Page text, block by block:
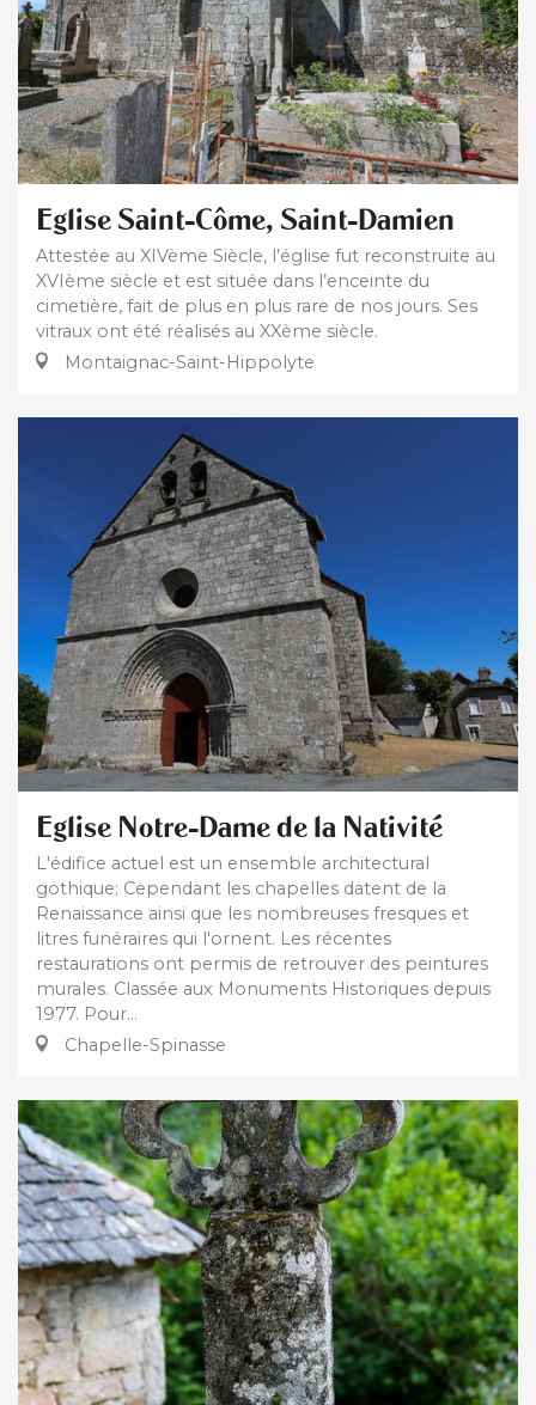
Eglise Saint-Côme, Saint-Damien
Attestée au XIVème Siècle, l’église fut reconstruite au
XVIème siècle et est située dans l’enceinte du
cimetière, fait de plus en plus rare de nos jours. Ses
vitraux ont été réalisés au XXème siècle.
Montaignac-Saint-Hippolyte
Eglise Notre-Dame de la Nativité
L'édifice actuel est un ensemble architectural
gothique; Cependant les chapelles datent de la
Renaissance ainsi que les nombreuses fresques et
litres funéraires qui l'ornent. Les récentes
restaurations ont permis de retrouver des peintures
murales. Classée aux Monuments Historiques depuis
1977. Pour...
Chapelle-Spinasse